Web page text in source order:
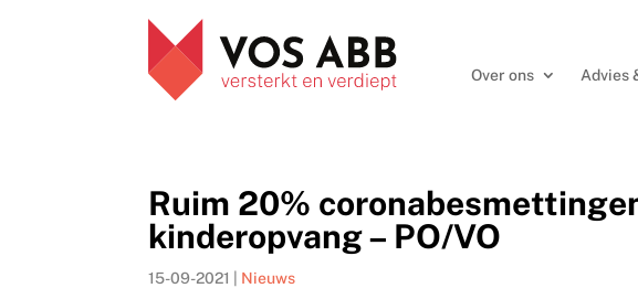
Over ons Advies
Ruim 20%
kinderopvang – PO/VO
15-09-2021 Nieuws